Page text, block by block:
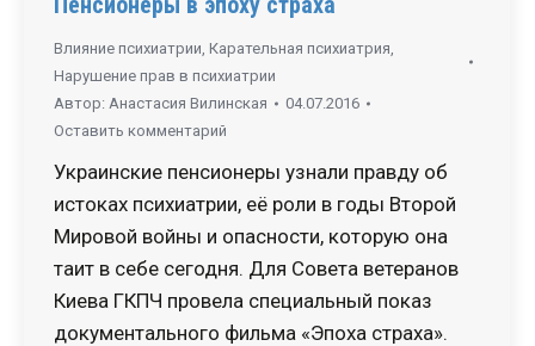
Влияние психиатрии, Карательная психиатрия,
Нарушение прав в психиатрии
Автор: Анастасия Вилинская
04.07.2016
Оставить комментарий
Украинские пенсионеры узнали правду об
истоках психиатрии, её роли в годы Второй
Мировой войны и опасности, которую она
таит в себе сегодня. Для Совета ветеранов
Киева ГКПЧ провела специальный показ
документального фильма «Эпоха страха».